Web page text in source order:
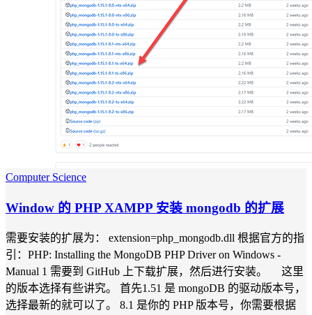
Computer Science
Window 的 PHP XAMPP 安装 mongodb 的扩展
需要安装的扩展为： extension=php_mongodb.dll 根据官方的指
引：PHP: Installing the MongoDB PHP Driver on Windows -
Manual 1 需要到 GitHub 上下载扩展，然后进行安装。 这里
的版本选择有些讲究。 首先1.51 是 mongoDB 的驱动版本号，
选择最新的就可以了。 8.1 是你的 PHP 版本号，你需要根据